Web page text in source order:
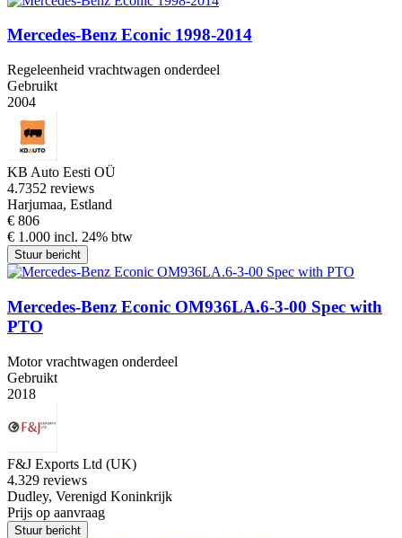
Mercedes-Benz Econic 1998-2014
Regeleenheid vrachtwagen onderdeel
Gebruikt
2004
KB Auto Eesti OÜ
4.7352 reviews
Harjumaa, Estland
€ 806
€ 1.000 incl. 24% btw
Stuur bericht
Mercedes-Benz Econic OM936LA.6-3-00 Spec with
PTO
Motor vrachtwagen onderdeel
Gebruikt
2018
F&J Exports Ltd (UK)
4.329 reviews
Dudley, Verenigd Koninkrijk
Prijs op aanvraag
Stuur bericht